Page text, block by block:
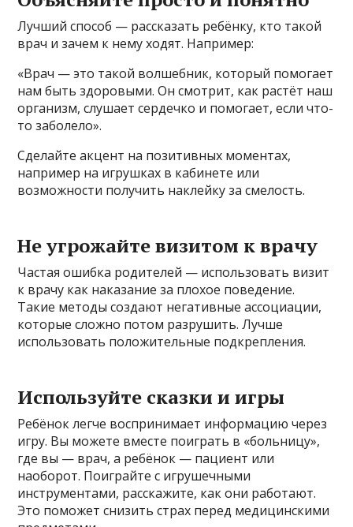
Лучший способ — рассказать ребёнку, кто такой
врач и зачем к нему ходят. Например:
«Врач — это такой волшебник, который помогает
нам быть здоровыми. Он смотрит, как растёт наш
организм, слушает сердечко и помогает, если что-
то заболело».
Сделайте акцент на позитивных моментах,
например на игрушках в кабинете или
возможности получить наклейку за смелость.
Не угрожайте визитом к врачу
Частая ошибка родителей — использовать визит
к врачу как наказание за плохое поведение.
Такие методы создают негативные ассоциации,
которые сложно потом разрушить. Лучше
использовать положительные подкрепления.
Используйте сказки и игры
Ребёнок легче воспринимает информацию через
игру. Вы можете вместе поиграть в «больницу»,
где вы — врач, а ребёнок — пациент или
наоборот. Поиграйте с игрушечными
инструментами, расскажите, как они работают.
Это поможет снизить страх перед медицинскими